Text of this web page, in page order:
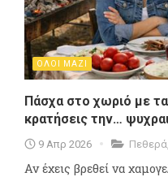
ΟΛΟΙ ΜΑΖΙ
Πάσχα στο χωριό με
κρατήσεις την…
9 Απρ 2026 Πεθερά
Αν έχεις βρεθεί να